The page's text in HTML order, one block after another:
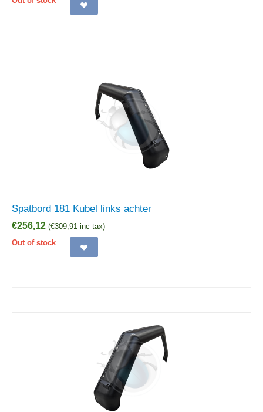
Spatbord 181 Kubel links achter
€256,12 (€309,91 inc tax)
Out of stock